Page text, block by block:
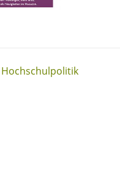
Hochschulpolitik